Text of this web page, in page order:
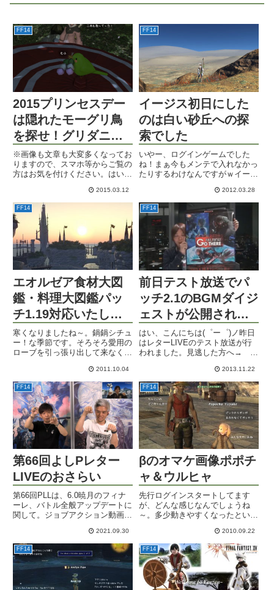
FF14
2015プリンセスデー
は隠れたモーグリ鳥
を探せ！グリダニア
編
※画像も文章も大変多くなってお
りますので、スマホ等からご覧の
方はお気を付けください。はい、
ンセスデーイベントがやって参り
ましたよっ！FF14のシーズナル
イベントのスゴイところは、毎年
趣向を変えて来るところです...
2015.03.12
FF14
イージス初日にした
のは白い砂丘への探
索でした
いやー、ログインゲームでした
ね！まぁ今もメンテで入れなかっ
たりするわけなんですがｗイージ
ていまして。先日ウルダハ南の砂
漠がお気に入りだと言っていた
ら、サンドゲートの方がスゴイっ
て言われたんですよね。で、そん
な難...
2012.03.28
FF14
エオルゼア食材大図
鑑・料理大図鑑パッ
チ1.19対応いたしま
した
寒くなりましたね～。鍋鍋シチュ
ー！な季節です。そろそろ愛用の
ローブを引っ張り出して来なくて
シェフの便利ノート、『エオルゼ
ア食材大図鑑』『エオルゼア料理
大図鑑』がパッチ1.19に対応いた
しました。調理師は今回あま...
2011.10.04
FF14
前日テスト放送でパ
ッチ2.1のBGMダイジ
ェストが公開されま
した
はい、こんにちは(゜ー゜)ノ昨日
はレターLIVEのテスト放送が行
われました。見逃した方へ→ ニ
前に直前テスト放送があります。
直前テストのURLは多分本放送と
同じだと思いますので、お暇な方
はチェキラ！第10回ブロ...
2013.11.22
FF14
第66回よしPレター
LIVEのおさらい
第66回PLLは、6.0暁月のフィナ
ーレ、バトル全般アップデートに
関して。ジョブアクション動画や
2021.09.30
FF14
βのオマケ画像ポポチ
ャ＆ウルヒャ
先行ログインスタートしてます
が、どんな感じなんでしょうね
～。多少動きやすくなったという
いう人もあり・・。まだ人数少な
いですもんね。プレイヤーズサイ
ト：The Lodestone もオープンし
ましたよ。特に注目は...
2010.09.22
FF14 FF14